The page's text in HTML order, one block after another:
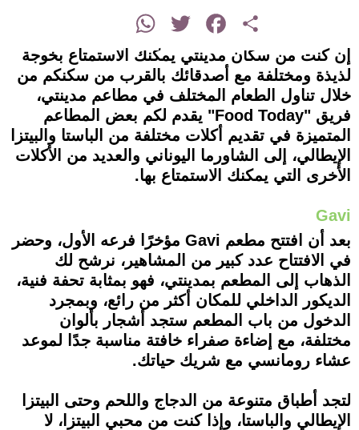
Share
Facebook
Twitter
WhatsApp
إن كنت من سكان مدينتي يمكنك الاستمتاع بخوجة
لذيذة ومختلفة مع أصدقائك بالقرب من سكنكم من
خلال تناول الطعام المختلف في مطاعم مدينتي،
فريق "Food Today" يقدم لكم بعض المطاعم
المتميزة في تقديم أكلات مختلفة من الباستا والبيتزا
الإيطالي، إلى الشاورما اليوناني والعديد من الأكلات
الأخرى التي يمكنك الاستمتاع بها.
Gavi
بعد أن افتتح مطعم Gavi مؤخرًا فرعه الأول، وحضر
في الافتتاح عدد كبير من المشاهير، نرشح لك
الذهاب إلى المطعم بمدينتي، فهو بمثابة تحفة فنية،
الديكور الداخلي للمكان أكثر من رائع، وبمجرد
الدخول من باب المطعم ستجد أشجار بألوان
مختلفة، مع إضاءة صفراء خافتة مناسبة جدًا لموعد
عشاء رومانسي مع شريك حياتك.
لتجد أطباق متنوعة من الدجاج واللحم وحتى البيتزا
الإيطالي والباستا، وإذا كنت من محبي البيتزا، لا